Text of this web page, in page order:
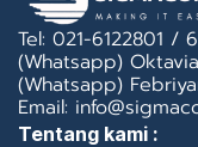
Tel: 021-6122801 /
(Whatsapp)
(Whatsapp)
Email:
Tentang kami :